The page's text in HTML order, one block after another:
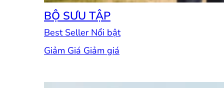
BỘ SƯU TẬP
Best Seller
Giảm Giá